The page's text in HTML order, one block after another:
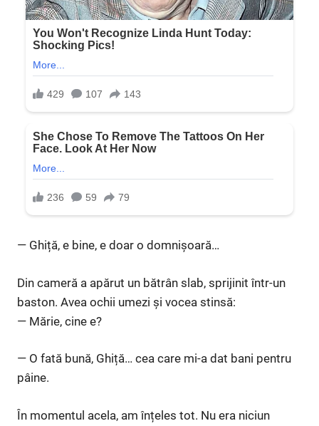
— Ghiță, e bine, e doar o domnișoară…
Din cameră a apărut un bătrân slab, sprijinit într-un
baston. Avea ochii umezi și vocea stinsă:
— Mărie, cine e?
— O fată bună, Ghiță… cea care mi-a dat bani pentru
pâine.
În momentul acela, am înțeles tot. Nu era niciun